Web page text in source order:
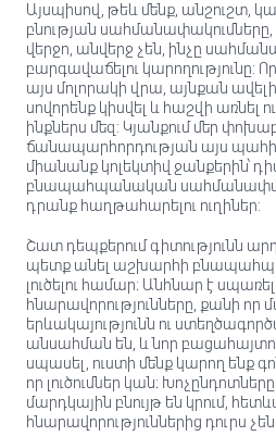
Այսպիսով, թեև մենք, անշուշտ,
բնության սահմանափակումները,
վերջո, անվերջ չեն, ինչը
բարգավաճելու կարողությունը:
այս մոլորակի վրա, այնքան
սովորենք կիսվել և հաշվի առնել
ինքներս մեզ: Կյանքում մեր
ճանապարհորդության այս
միանանք կոլեկտիվ ջանքերին՝
բնապահպանական
դրանք հաղթահարելու ուղիներ:
Շատ դեպքերում գիտությունն
պետք անել աշխարհի
լուծելու համար։ Անհնար է սպառել
հնարավորությունները, քանի որ
երևակայությունն ու
անսահման են, և նոր
սպասել, ուստի մենք կարող ենք
որ լուծումներ կան։
մարդկային բնույթ են կրում,
հնարավորություններից դուրս չեն։